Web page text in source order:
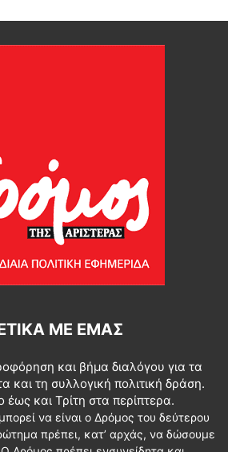
ΜΕ ΕΜΆΣ
και βήμα διαλόγου για τα
και τη συλλογική πολιτική δράση.
και Τρίτη στα περίπτερα.
να είναι ο Δρόμος του δεύτερου
πρέπει, κατ’ αρχάς, να δώσουμε